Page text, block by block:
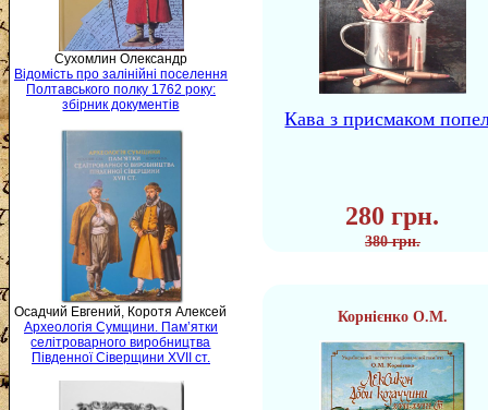
Сухомлин Олександр
Відомість про залінійні поселення
Полтавського полку 1762 року:
збірник документів
Осадчий Евгений, Коротя Алексей
Археологія Сумщини. Пам’ятки
селітроварного виробництва
Південної Сіверщини XVII ст.
Кава з присмаком
280 грн.
380 грн.
Корнієнко О.М.